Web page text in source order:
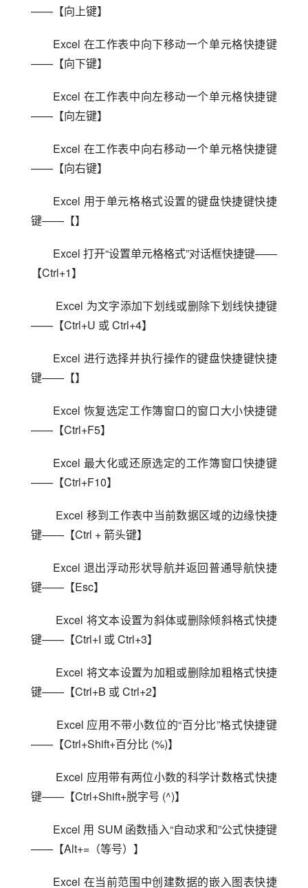
——【向上键】
Excel 在工作表中向下移动一个单元格快捷键
——【向下键】
Excel 在工作表中向左移动一个单元格快捷键
——【向左键】
Excel 在工作表中向右移动一个单元格快捷键
——【向右键】
Excel 用于单元格格式设置的键盘快捷键快捷
键——【】
Excel 打开“设置单元格格式”对话框快捷键——
【Ctrl+1】
——【Ctrl+U 或 Ctrl+4】
Excel 进行选择并执行操作的键盘快捷键快捷
键——【】
Excel 恢复选定工作簿窗口的窗口大小快捷键
——【Ctrl+F5】
Excel 最大化或还原选定的工作簿窗口快捷键
——【Ctrl+F10】
键——【Ctrl + 箭头键】
Excel 退出浮动形状导航并返回普通导航快捷
键——【Esc】
键——【Ctrl+I 或 Ctrl+3】
键——【Ctrl+B 或 Ctrl+2】
——【Ctrl+Shift+百分比 (%)】
键——【Ctrl+Shift+脱字号 (^)】
Excel 用 SUM 函数插入“自动求和”公式快捷键
——【Alt+=（等号）】
Excel 在当前范围中创建数据的嵌入图表快捷